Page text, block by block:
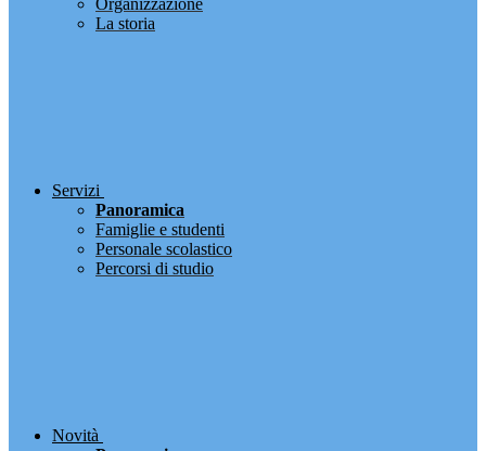
Organizzazione
La storia
Servizi
Panoramica
Famiglie e studenti
Personale scolastico
Percorsi di studio
Novità